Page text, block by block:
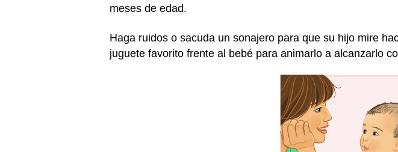
meses de edad.
Haga ruidos o sacuda un sonajero para que su hijo mire
juguete favorito frente al bebé para animarlo a alcanzarlo